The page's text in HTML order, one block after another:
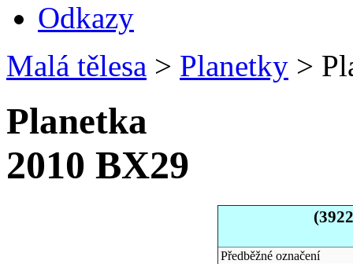
Odkazy
Malá tělesa > Planetky >
Planetka
2010 BX29
Předběžné označení